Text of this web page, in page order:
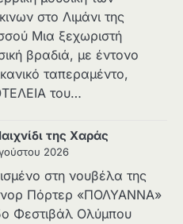
στο Λιμάνι της
Μια ξεχωριστή
βραδιά, με έντονο
ταπεραμέντο,
του…
της Χαράς
2026
στη νουβέλα της
Πόρτερ «ΠΟΛΥΑΝΝΑ»
Φεστιβάλ Ολύμπου